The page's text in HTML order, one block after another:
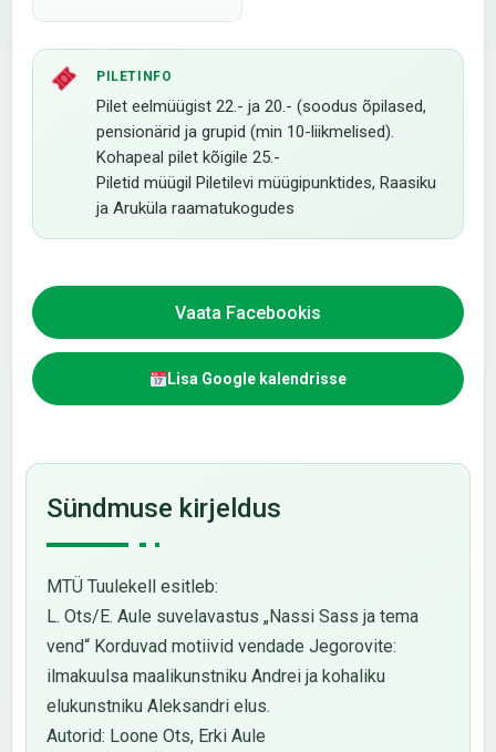
PILETINFO
Pilet eelmüügist 22.- ja 20.- (soodus õpilased,
pensionärid ja grupid (min 10-liikmelised).
Kohapeal pilet kõigile 25.-
Piletid müügil Piletilevi müügipunktides, Raasiku
ja Aruküla raamatukogudes
Vaata Facebookis
Lisa Google kalendrisse
Sündmuse kirjeldus
MTÜ Tuulekell esitleb:
L. Ots/E. Aule suvelavastus „Nassi Sass ja tema
vend“ Korduvad motiivid vendade Jegorovite:
ilmakuulsa maalikunstniku Andrei ja kohaliku
elukunstniku Aleksandri elus.
Autorid: Loone Ots, Erki Aule